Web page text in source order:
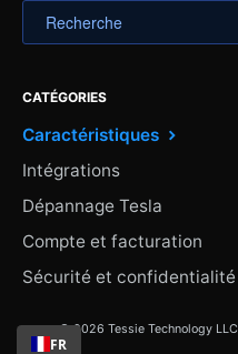
CATÉGORIES
Caractéristiques
Intégrations
Dépannage Tesla
Compte et facturation
Sécurité et confidentialité
© 2026 Tessie Technology
FR